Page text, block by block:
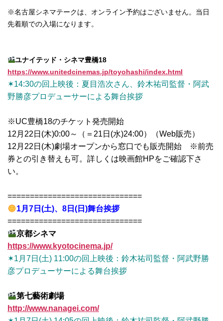
※名古屋シネマテークは、オンライン予約はございません。当日
先着順での入場になります。
ユナイテッド・シネマ豊橋18
https://www.unitedcinemas.jp/toyohashi/index.html
✶14:30の回上映後：夏目浩次さん、鈴木祐司監督・阿武
野勝彦プロデューサーによる舞台挨拶
※UC豊橋18のチケット発売開始
12月22日(木)0:00～（＝21日(水)24:00）（Web販売）
12月22日(木)劇場オープンから窓口でも販売開始 ※前売
券との引き替えも可。詳しくは映画館HPをご確認下さ
い。
==============================
1月7日(土)、8日(日)舞台挨拶
==============================
京都シネマ
https://www.kyotocinema.jp/
✶1月7日(土) 11:00の回上映後：鈴木祐司監督・阿武野勝
彦プロデューサーによる舞台挨拶
第七藝術劇場
http://www.nanagei.com/